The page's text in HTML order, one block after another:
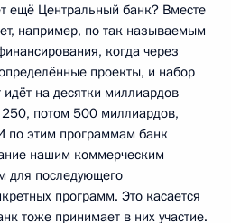
ещё Центральный банк? Вместе
например, по так называемым
когда через
проекты, и набор
на десятки миллиардов
потом 500 миллиардов,
по этим программам банк
нашим коммерческим
для последующего
программ. Это касается
тоже принимает в них участие.